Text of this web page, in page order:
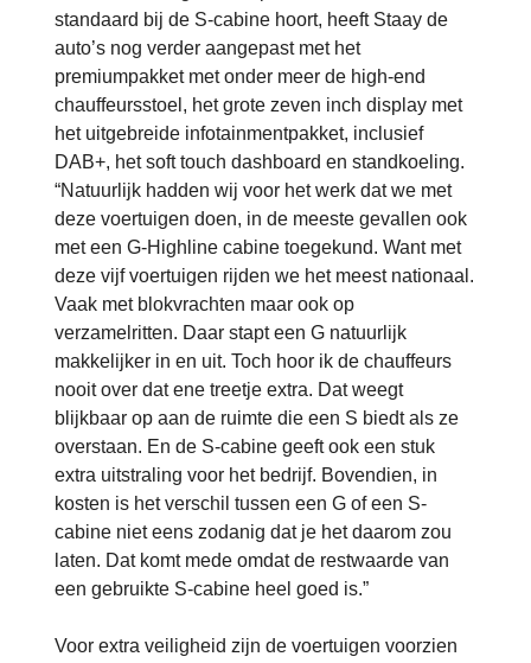
standaard bij de S-cabine hoort, heeft Staay de
auto’s nog verder aangepast met het
premiumpakket met onder meer de high-end
chauffeursstoel, het grote zeven inch display met
het uitgebreide infotainmentpakket, inclusief
DAB+, het soft touch dashboard en standkoeling.
“Natuurlijk hadden wij voor het werk dat we met
deze voertuigen doen, in de meeste gevallen ook
met een G-Highline cabine toegekund. Want met
deze vijf voertuigen rijden we het meest nationaal.
Vaak met blokvrachten maar ook op
verzamelritten. Daar stapt een G natuurlijk
makkelijker in en uit. Toch hoor ik de chauffeurs
nooit over dat ene treetje extra. Dat weegt
blijkbaar op aan de ruimte die een S biedt als ze
overstaan. En de S-cabine geeft ook een stuk
extra uitstraling voor het bedrijf. Bovendien, in
kosten is het verschil tussen een G of een S-
cabine niet eens zodanig dat je het daarom zou
laten. Dat komt mede omdat de restwaarde van
een gebruikte S-cabine heel goed is.”
Voor extra veiligheid zijn de voertuigen voorzien